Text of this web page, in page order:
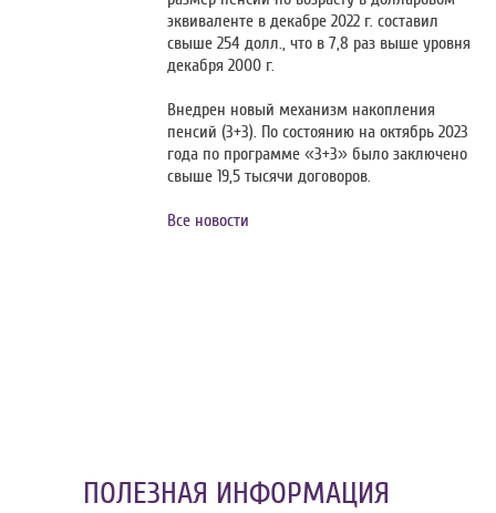
эквиваленте в декабре 2022 г. составил
свыше 254 долл., что в 7,8 раз выше уровня
декабря 2000 г.
Внедрен новый механизм накопления
пенсий (3+3). По состоянию на октябрь 2023
года по программе «3+3» было заключено
свыше 19,5 тысячи договоров.
Все новости
ПОЛЕЗНАЯ ИНФОРМАЦИЯ